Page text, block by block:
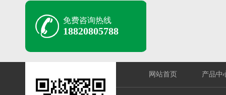
免费咨询热线
18820805788
网站首页 产品中